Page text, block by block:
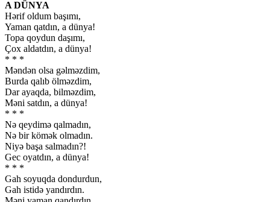
A DÜNYA
Hərif oldum başımı,
Yaman qatdın, a dünya!
Topa qoydun daşımı,
Çox aldatdın, a dünya!
* * *
Məndən olsa gəlməzdim,
Burda qalıb ölməzdim,
Dar ayaqda, bilməzdim,
Məni satdın, a dünya!
* * *
Nə qeydimə qalmadın,
Nə bir kömək olmadın.
Niyə başa salmadın?!
Gec oyatdın, a dünya!
* * *
Gah soyuqda dondurdun,
Gah istidə yandırdın.